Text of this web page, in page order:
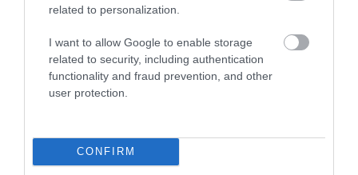
related to personalization.
I want to allow Google to enable storage
related to security, including authentication
functionality and fraud prevention, and other
user protection.
CONFIRM
autentikusan, legjobb minőségű
alapanyagokból, minden esetben frissen
készítjük el.